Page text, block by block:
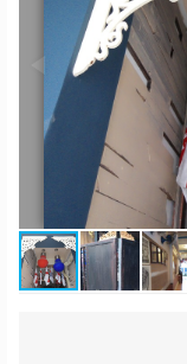
ค้นแบบละเอียด
พัก
พัก
ราย